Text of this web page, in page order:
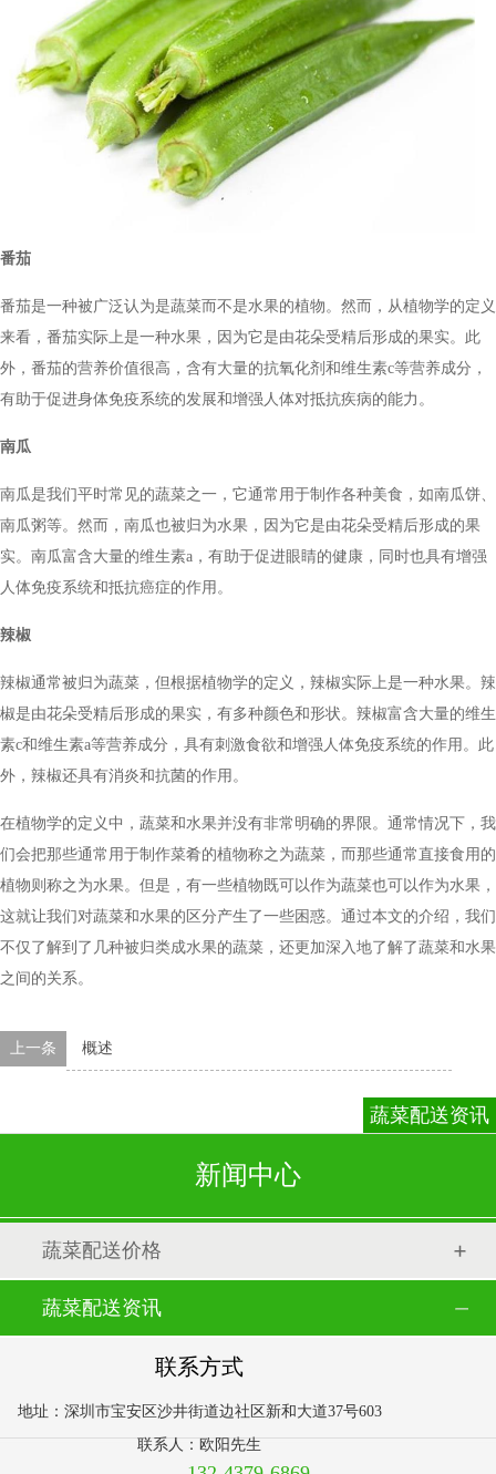
番茄
番茄是一种被广泛认为是蔬菜而不是水果的植物。然而，从植物学的定义
来看，番茄实际上是一种水果，因为它是由花朵受精后形成的果实。此
外，番茄的营养价值很高，含有大量的抗氧化剂和维生素c等营养成分，
有助于促进身体免疫系统的发展和增强人体对抵抗疾病的能力。
南瓜
南瓜是我们平时常见的蔬菜之一，它通常用于制作各种美食，如南瓜饼、
南瓜粥等。然而，南瓜也被归为水果，因为它是由花朵受精后形成的果
实。南瓜富含大量的维生素a，有助于促进眼睛的健康，同时也具有增强
人体免疫系统和抵抗癌症的作用。
辣椒
辣椒通常被归为蔬菜，但根据植物学的定义，辣椒实际上是一种水果。辣
椒是由花朵受精后形成的果实，有多种颜色和形状。辣椒富含大量的维生
素c和维生素a等营养成分，具有刺激食欲和增强人体免疫系统的作用。此
外，辣椒还具有消炎和抗菌的作用。
在植物学的定义中，蔬菜和水果并没有非常明确的界限。通常情况下，我
们会把那些通常用于制作菜肴的植物称之为蔬菜，而那些通常直接食用的
植物则称之为水果。但是，有一些植物既可以作为蔬菜也可以作为水果，
这就让我们对蔬菜和水果的区分产生了一些困惑。通过本文的介绍，我们
不仅了解到了几种被归类成水果的蔬菜，还更加深入地了解了蔬菜和水果
之间的关系。
上一条 概述
蔬菜配送资讯
新闻中心
蔬菜配送价格
蔬菜配送资讯
联系方式
地址：深圳市宝安区沙井街道边社区新和大道37号603
联系人：欧阳先生